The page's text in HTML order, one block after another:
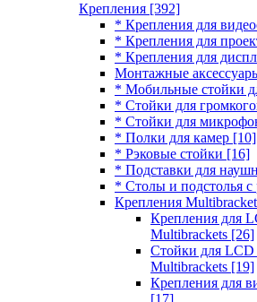
Крепления [392]
* Крепления для
* Крепления для
* Крепления для
Монтажные
* Мобильные стойки
* Стойки для
* Стойки для
* Полки для камер [10]
* Рэковые стойки [16]
* Подставки для
* Столы и подстолья с
Крепления
Крепления для
Multibrackets [26]
Стойки для
Multibrackets [19]
Крепления для
[17]